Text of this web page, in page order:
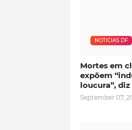
NOTICIAS DF
Mortes em
expõem
loucura”,
September 07,